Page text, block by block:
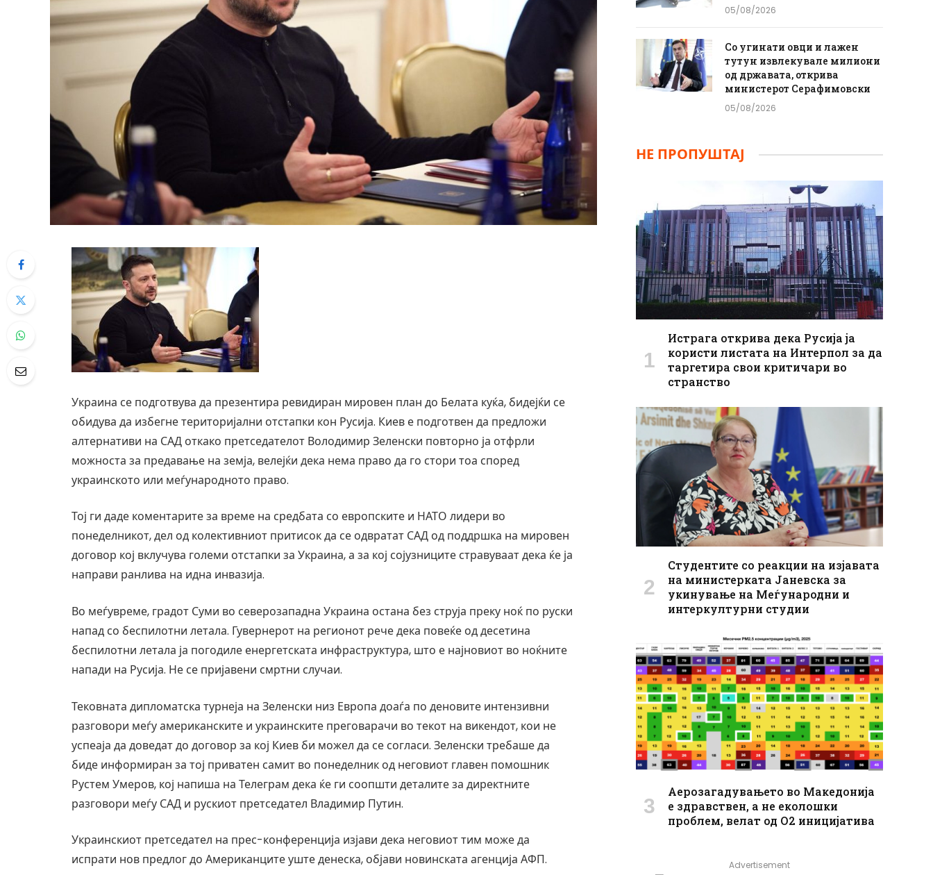
Украина се подготвува да презентира ревидиран мировен план до Белата куќа, бидејќи се
обидува да избегне територијални отстапки кон Русија. Киев е подготвен да предложи
алтернативи на САД откако претседателот Володимир Зеленски повторно ја отфрли
можноста за предавање на земја, велејќи дека нема право да го стори тоа според
украинското или меѓународното право.
Тој ги даде коментарите за време на средбата со европските и НАТО лидери во
понеделникот, дел од колективниот притисок да се одвратат САД од поддршка на мировен
договор кој вклучува големи отстапки за Украина, а за кој сојузниците стравуваат дека ќе ја
направи ранлива на идна инвазија.
Во меѓувреме, градот Суми во северозападна Украина остана без струја преку ноќ по руски
напад со беспилотни летала. Гувернерот на регионот рече дека повеќе од десетина
беспилотни летала ја погодиле енергетската инфраструктура, што е најновиот во ноќните
напади на Русија. Не се пријавени смртни случаи.
Тековната дипломатска турнеја на Зеленски низ Европа доаѓа по деновите интензивни
разговори меѓу американските и украинските преговарачи во текот на викендот, кои не
успеаја да доведат до договор за кој Киев би можел да се согласи. Зеленски требаше да
биде информиран за тој приватен самит во понеделник од неговиот главен помошник
Рустем Умеров, кој напиша на Телеграм дека ќе ги соопшти деталите за директните
разговори меѓу САД и рускиот претседател Владимир Путин.
Украинскиот претседател на прес-конференција изјави дека неговиот тим може да
испрати нов предлог до Американците уште денеска, објави новинската агенција АФП.
05/08/2026
Со угинати овци и лажен
тутун извлекувале милиони
од државата, открива
министерот Серафимовски
05/08/2026
НЕ ПРОПУШТАЈ
Истрага открива дека Русија ја
користи листата на Интерпол за да
таргетира свои критичари во
странство
Студентите со реaкции на изјавата
на министерката Јаневска за
укинување на Меѓународни и
интеркултурни студии
Аерозагадувањето во Македонија
е здравствен, а не еколошки
проблем, велат од О2 иницијатива
Advertisement